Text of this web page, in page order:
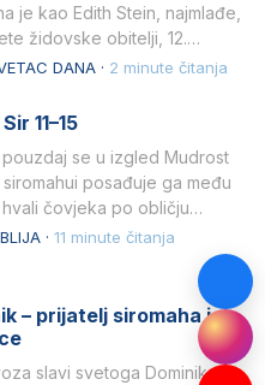
je kao Edith Stein, najmlađe,
židovske obitelji, 12.
u Wrocławu…
DANA · 2 minute čitanja
11–15
pouzdaj se u izgled Mudrost
posađuje ga među
čovjeka po obličju
· 11 minute čitanja
– prijatelj siromaha i
slavi svetoga Dominika